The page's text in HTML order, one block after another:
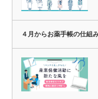
４月からお薬手帳の仕組